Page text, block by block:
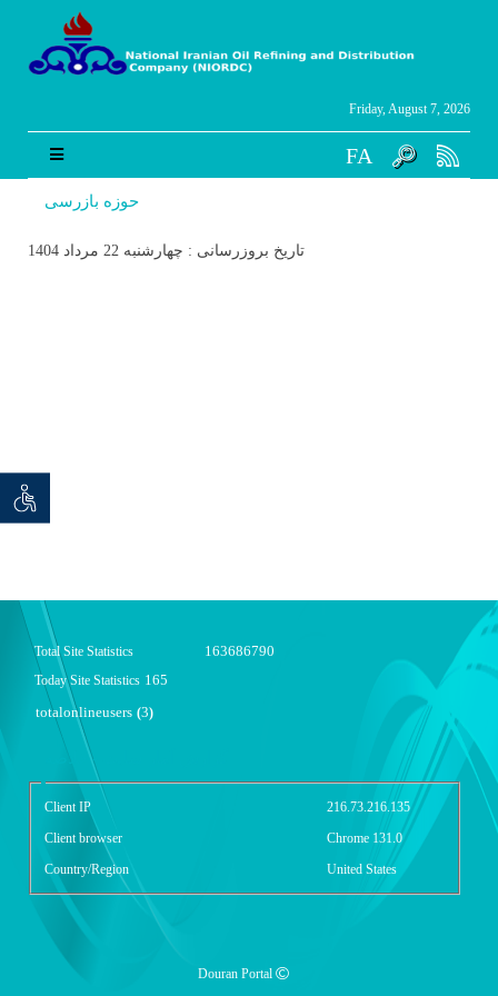
Friday, August 7, 2026
FA
توان
حوزه بازرسی
تاریخ بروزرسانی : چهارشنبه 22 مرداد 1404
Total Site Statistics 163686790
Today Site Statistics 165
totalonlineusers (3)
گزارش آمار سایت - خلاصه
Client IP
216.73.216.135
Client browser
Chrome 131.0
Country/Region
United States
Douran Portal